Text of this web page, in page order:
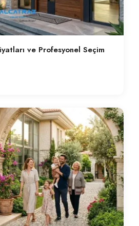
ve Profesyonel Seçim